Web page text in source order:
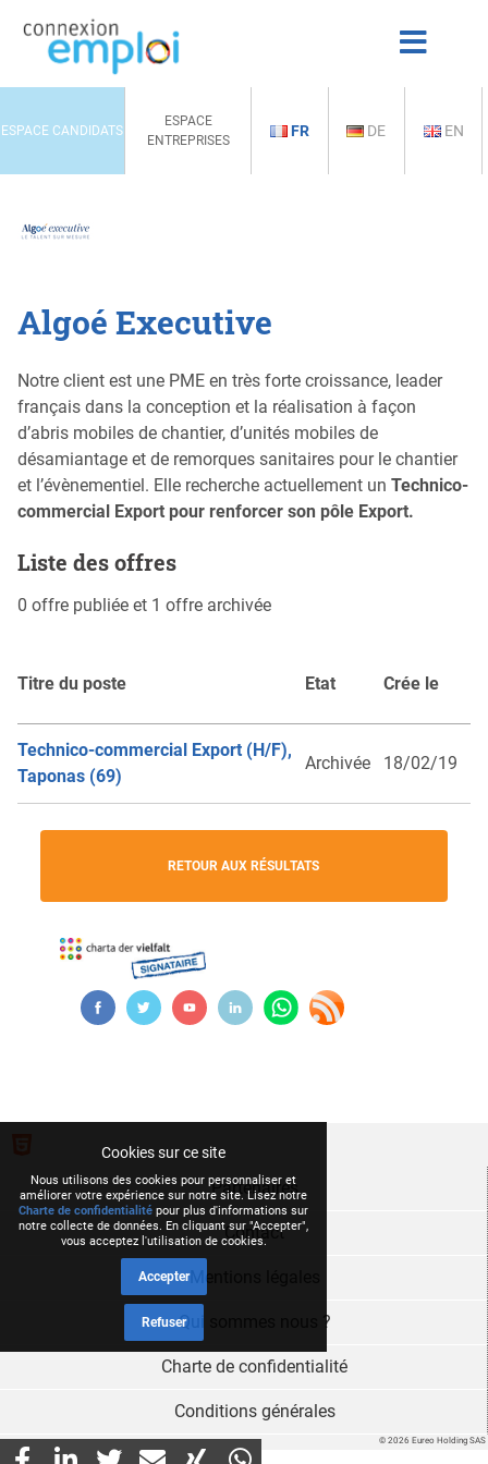
ESPACE CANDIDATS
ESPACE
ENTREPRISES
FR DE EN
Algoé Executive
Notre client est une PME en très forte croissance, leader
français dans la conception et la réalisation à façon
d’abris mobiles de chantier, d’unités mobiles de
désamiantage et de remorques sanitaires pour le chantier
et l’évènementiel. Elle recherche actuellement un Technico-
commercial Export pour renforcer son pôle Export.
Liste des offres
0 offre publiée et 1 offre archivée
Titre du poste Etat Crée le
Technico-commercial Export (H/F),
Taponas (69)
Archivée 18/02/19
RETOUR AUX RÉSULTATS
Cookies sur ce site
Nous utilisons des cookies pour personnaliser et
améliorer votre expérience sur notre site. Lisez notre
Charte de confidentialité pour plus d'informations sur
notre collecte de données. En cliquant sur "Accepter",
vous acceptez l'utilisation de cookies.
Accepter
Refuser
© 2026 Eureo Holding SAS
Partenaires
Contact
Mentions légales
Qui sommes nous ?
Charte de confidentialité
Conditions générales